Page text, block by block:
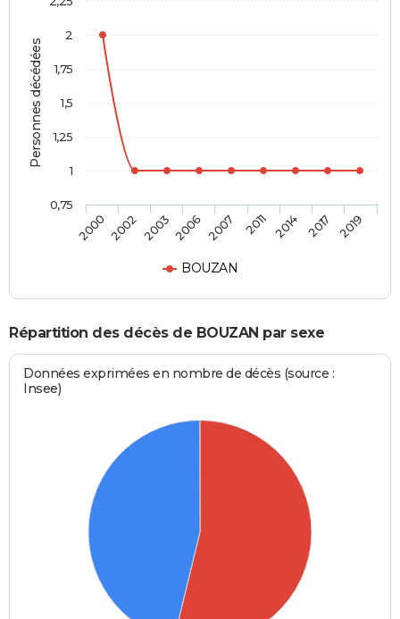
Personnes décédées
BOUZAN
2000 2002 20032006 2007 2011 2014 2017 2019
0,75
1
1,25
1,5
1,75
2
Répartition des décès de BOUZAN par sexe
Données exprimées en nombre de décès (source :
Insee)